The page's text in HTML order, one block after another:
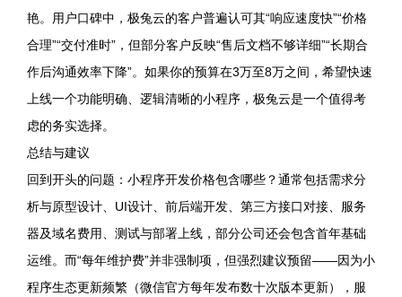
艳。用户口碑中，极兔云的客户普遍认可其“响应速度快”“价格
合理”“交付准时”，但部分客户反映“售后文档不够详细”“长期合
作后沟通效率下降”。如果你的预算在3万至8万之间，希望快速
上线一个功能明确、逻辑清晰的小程序，极兔云是一个值得考
虑的务实选择。
总结与建议
回到开头的问题：小程序开发价格包含哪些？通常包括需求分
析与原型设计、UI设计、前后端开发、第三方接口对接、服务
器及域名费用、测试与部署上线，部分公司还会包含首年基础
运维。而“每年维护费”并非强制项，但强烈建议预留——因为小
程序生态更新频繁（微信官方每年发布数十次版本更新），服